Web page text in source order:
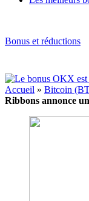
Bonus et réductions
Accueil » Bitcoin
Ribbons annonce